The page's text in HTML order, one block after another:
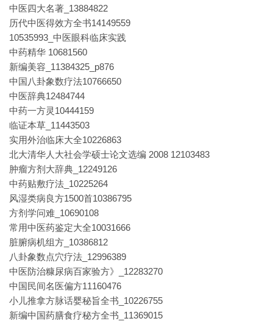
中医四大名著_13884822
历代中医得效方全书14149559
10535993_中医眼科临床实践
中药精华 10681560
新编美容_11384325_p876
中国八卦象数疗法10766650
中医辞典12484744
中药一方灵10444159
临证本草_11443503
实用外治临床大全10226863
北大清华人大社会学硕士论文选编 2008 12103483
肿瘤方剂大辞典_12249126
中药贴敷疗法_10225264
风湿类病良方1500首10386795
方剂学问难_10690108
常用中医药鉴定大全10031666
脏腑病机组方_10386812
八卦象数点穴疗法_12996389
中医防治糠尿病百家验方》_12283270
中国民间名医偏方11160476
小儿推拿方脉话婴秘旨全书_10226755
新编中国药膳食疗秘方全书_11369015